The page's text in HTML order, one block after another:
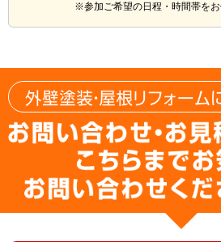
※参加ご希望の日程・時間帯をお